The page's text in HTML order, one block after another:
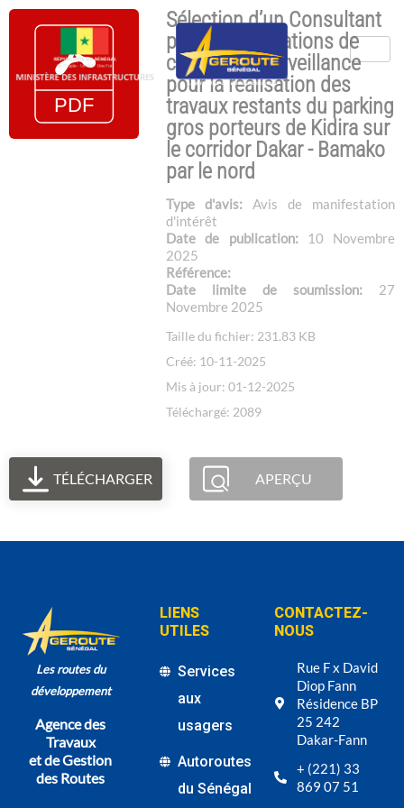
Sélection d’un Consultant
pour les prestations de
contrôle et surveillance
pour la réalisation des
travaux restants du parking
gros porteurs de Kidira sur
le corridor Dakar - Bamako
par le nord
Type d'avis: Avis de manifestation
d'intérêt
Date de publication:10 Novembre
2025
Référence:
Date limite de soumission: 27
Novembre 2025
Taille du fichier: 231.83 KB
Créé: 10-11-2025
Mis à jour: 01-12-2025
Téléchargé: 2089
TÉLÉCHARGER APERÇU
Les routes du
développement
Agence des
Travaux
et de Gestion
des Routes
LIENS
UTILES
Services
aux
usagers
Autoroutes
du Sénégal
CONTACTEZ-
NOUS
Rue F x David
Diop Fann
Résidence BP
25 242
Dakar-Fann
+ (221) 33
869 07 51